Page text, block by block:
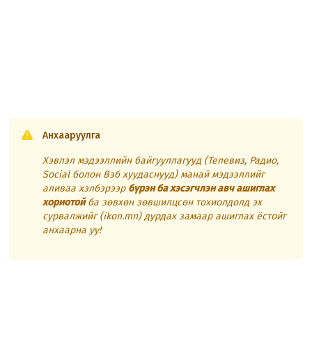
Анхааруулга
Хэвлэл мэдээллийн байгууллагууд (Телевиз, Радио,
Social болон Вэб хуудаснууд) манай мэдээллийг
аливаа хэлбэрээр бүрэн ба хэсэгчлэн авч ашиглах
хориотойба зөвхөн зөвшилцсөн тохиолдолд эх
сурвалжийг (ikon.mn) дурдах замаар ашиглах ёстойг
анхаарна уу!